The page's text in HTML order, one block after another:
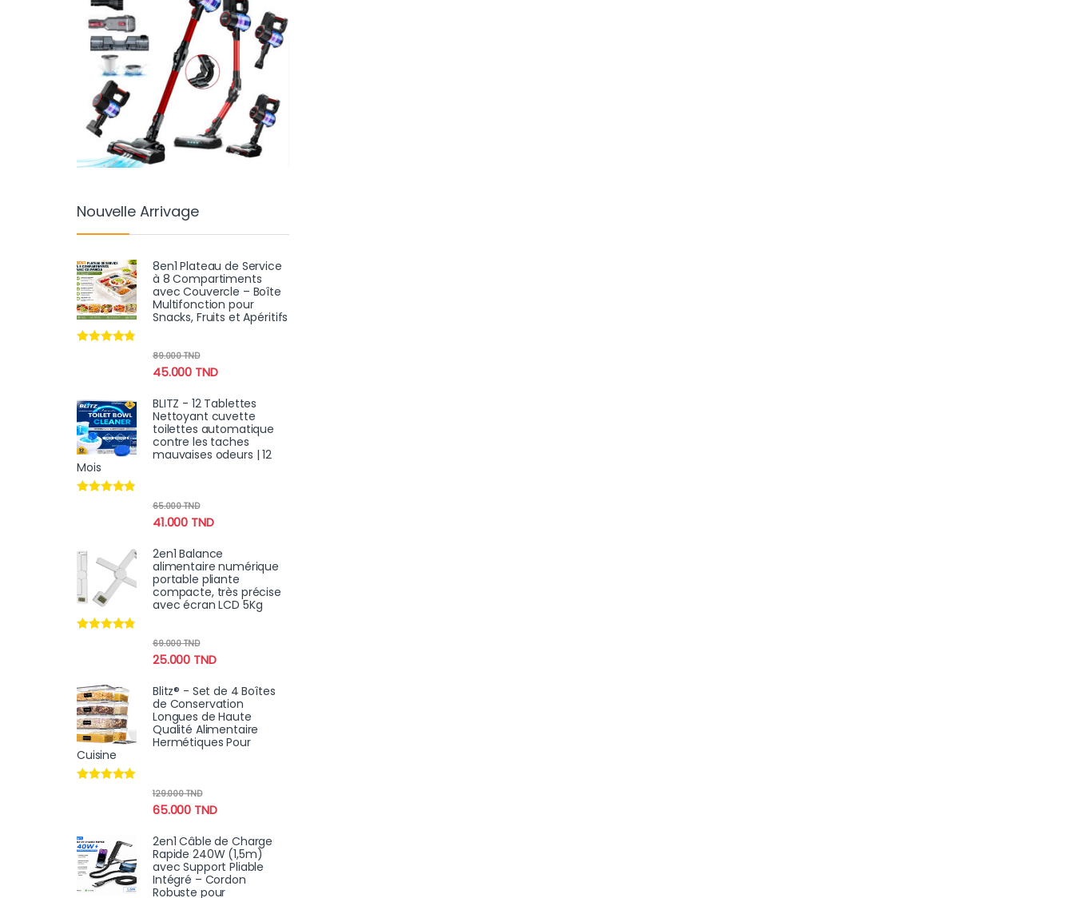
Nouvelle Arrivage
8en1 Plateau de Service
à 8 Compartiments
avec Couvercle – Boîte
Multifonction pour
Snacks, Fruits et Apéritifs
45.000 TND
89.000TND
BLITZ - 12 Tablettes
Nettoyant cuvette
toilettes automatique
contre les taches
mauvaises odeurs | 12
Mois
41.000 TND
65.000TND
2en1 Balance
alimentaire numérique
portable pliante
compacte, très précise
avec écran LCD 5Kg
25.000 TND
69.000TND
Blitz® - Set de 4 Boîtes
de Conservation
Longues de Haute
Qualité Alimentaire
Hermétiques Pour
Cuisine
65.000 TND
129.000TND
2en1 Câble de Charge
Rapide 240W (1,5m)
avec Support Pliable
Intégré – Cordon
Robuste pour